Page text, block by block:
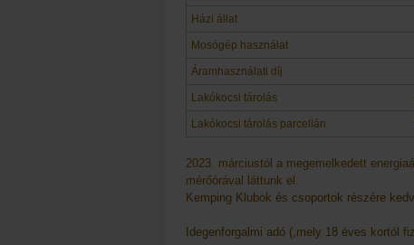
Házi állat
Mosógép használat
Áramhasználati díj
Lakókocsi tárolás
Lakókocsi tárolás parcellán
2023. márciustól a megemelkedett
mérőórával láttunk el.
Kemping Klubok és csoportok részére
Idegenforgalmi adó (,mely 18 éves kortól